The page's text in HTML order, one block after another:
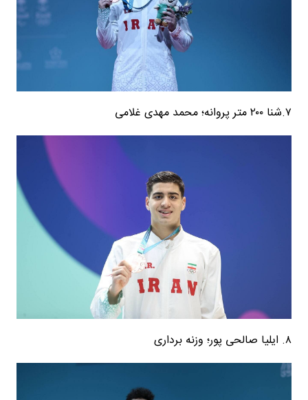
۷.شنا ۲۰۰ متر پروانه؛ محمد مهدی غلامی
۸. ایلیا صالحی پور؛ وزنه برداری